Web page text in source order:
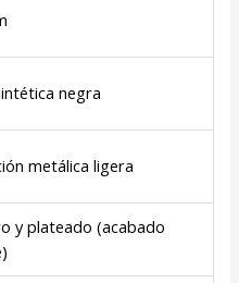
negra
metálica ligera
y plateado (acabado